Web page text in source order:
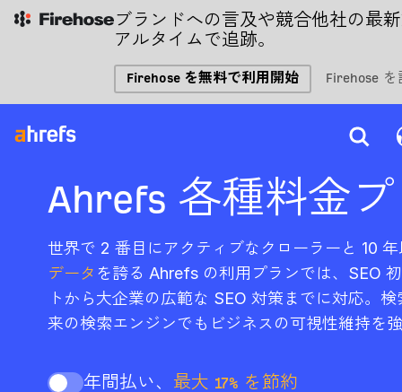
ブランドへの言及や競合他社の最
アルタイムで追跡。
Firehose を無料で利用開始 Firehose
Ahrefs 各種料金
世界で 2 番目にアクティブなクローラーと 10
データ を誇る Ahrefs の利用プランでは、SEO
トから大企業の広範な SEO 対策までに対応。
来の検索エンジンでもビジネスの可視性維持を
年間払い、 最大 17% を節約